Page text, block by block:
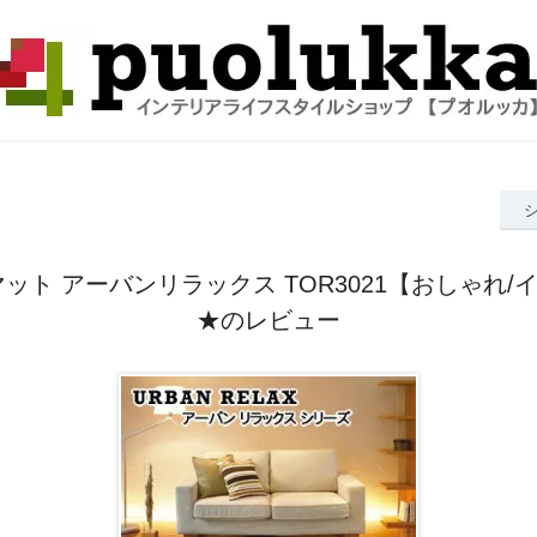
ト アーバンリラックス TOR3021【おしゃれ/イ
★のレビュー